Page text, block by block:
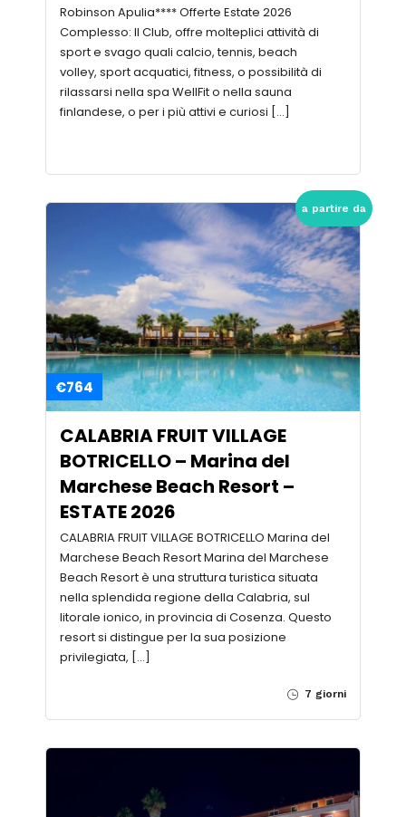
Robinson Apulia**** Offerte Estate 2026
Complesso: Il Club, offre molteplici attività di
sport e svago quali calcio, tennis, beach
volley, sport acquatici, fitness, o possibilità di
rilassarsi nella spa WellFit o nella sauna
finlandese, o per i più attivi e curiosi […]
a partire da
€764
CALABRIA FRUIT VILLAGE
BOTRICELLO – Marina del
Marchese Beach Resort –
ESTATE 2026
CALABRIA FRUIT VILLAGE BOTRICELLO Marina del
Marchese Beach Resort Marina del Marchese
Beach Resort è una struttura turistica situata
nella splendida regione della Calabria, sul
litorale ionico, in provincia di Cosenza. Questo
resort si distingue per la sua posizione
privilegiata, […]
7 giorni